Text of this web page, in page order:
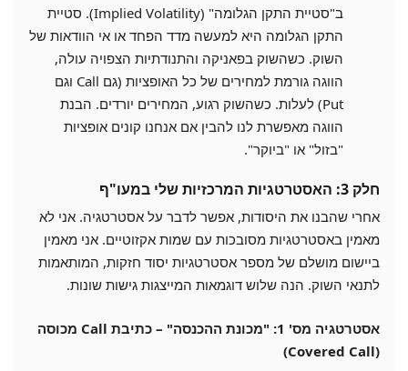
ב"סטיית התקן הגלומה" (Implied Volatility). סטיית
התקן הגלומה היא למעשה מדד הפחד או אי הוודאות של
השוק. כשהשוק בפאניקה והתנודתיות הצפויה עולה,
הווגה גורמת למחירים של כל האופציות (גם Call וגם
Put) לעלות. כשהשוק רגוע, המחירים יורדים. הבנת
הווגה מאפשרת לנו להבין אם אנחנו קונים אופציות
"בזול" או "ביוקר".
חלק 3: האסטרטגיות המרכזיות שלי במעו"ף
אחרי שהבנו את היסודות, אפשר לדבר על אסטרטגיה. אני לא
מאמין באסטרטגיות מסובכות עם שמות אקזוטיים. אני מאמין
ביישום מושלם של מספר אסטרטגיות יסוד חזקות, המותאמות
לתנאי השוק. הנה שלוש דוגמאות המייצגות גישות שונות.
אסטרטגיה מס' 1: "מכונת ההכנסה" – כתיבת Call מכוסה
(Covered Call)